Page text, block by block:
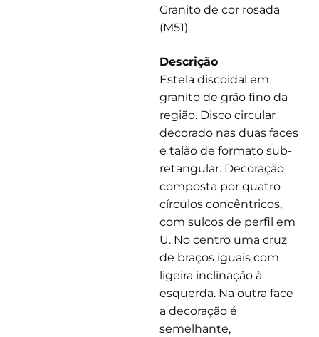
Granito de cor rosada
(M51).
Descrição
Estela discoidal em
granito de grão fino da
região. Disco circular
decorado nas duas faces
e talão de formato sub-
retangular. Decoração
composta por quatro
círculos concêntricos,
com sulcos de perfil em
U. No centro uma cruz
de braços iguais com
ligeira inclinação à
esquerda. Na outra face
a decoração é
semelhante,